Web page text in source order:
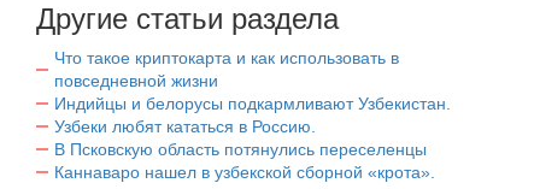
Другие статьи раздела
Что такое криптокарта и как использовать в
повседневной жизни
Индийцы и белорусы подкармливают Узбекистан.
Узбеки любят кататься в Россию.
В Псковскую область потянулись переселенцы
Каннаваро нашел в узбекской сборной «крота».